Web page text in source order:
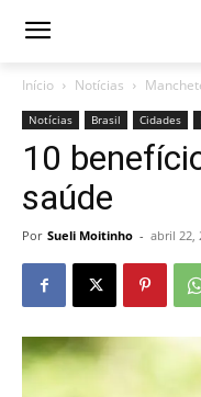
Início Notícias
Notícias Brasil Cidades
10
saúde
Por Sueli Moitinho - abril 22,